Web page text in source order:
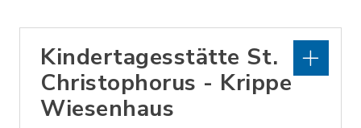
Kindertagesstätte St.
Christophorus - Krippe
Wiesenhaus